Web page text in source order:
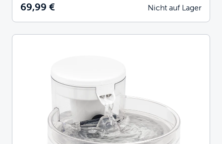
69,99 € Nicht auf Lager